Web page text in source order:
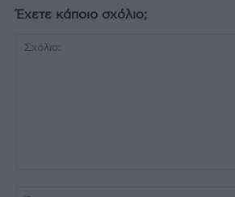
Έχετε κάποιο σχόλιο;